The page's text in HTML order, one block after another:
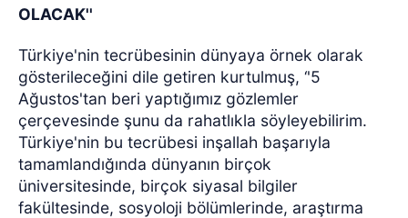
OLACAK''
Türkiye'nin tecrübesinin dünyaya örnek olarak
gösterileceğini dile getiren kurtulmuş, ‘'5
Ağustos'tan beri yaptığımız gözlemler
çerçevesinde şunu da rahatlıkla söyleyebilirim.
Türkiye'nin bu tecrübesi inşallah başarıyla
tamamlandığında dünyanın birçok
üniversitesinde, birçok siyasal bilgiler
fakültesinde, sosyoloji bölümlerinde, araştırma